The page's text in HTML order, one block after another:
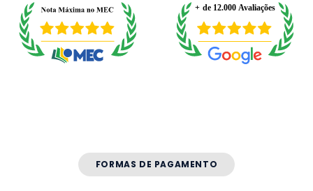
FORMAS DE PAGAMENTO